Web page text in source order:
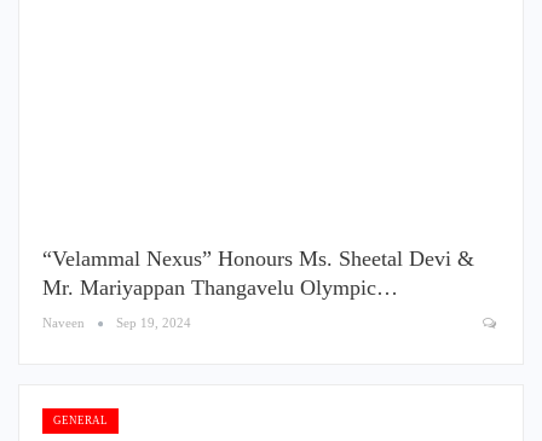
“Velammal Nexus” Honours Ms. Sheetal Devi &
Mr. Mariyappan Thangavelu Olympic…
Naveen Sep 19, 2024
GENERAL